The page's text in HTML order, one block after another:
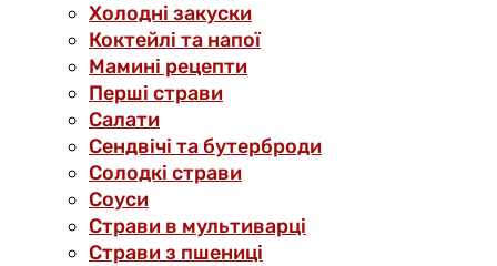
Холодні закуски
Коктейлі та напої
Мамині рецепти
Перші страви
Салати
Сендвічі та бутерброди
Солодкі страви
Соуси
Страви в мультиварці
Страви з пшениці